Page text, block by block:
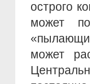
острого
может
может